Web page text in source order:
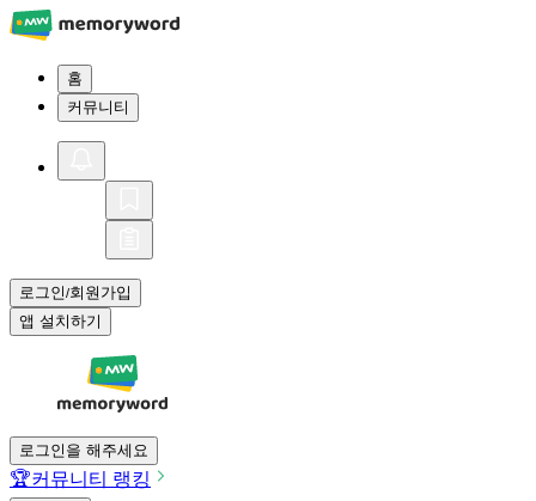
홈
커뮤니티
로그인/회원가입
앱 설치하기
로그인을 해주세요
🏆커뮤니티 랭킹